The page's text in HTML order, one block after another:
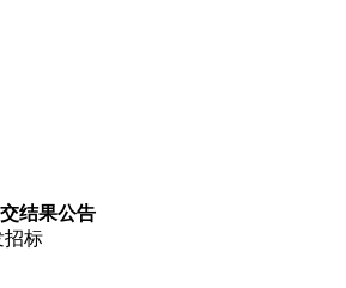
结果公告
招标